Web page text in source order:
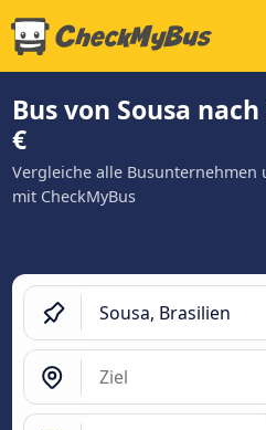
Bus von Sousa
€
Vergleiche alle
mit CheckMyBus